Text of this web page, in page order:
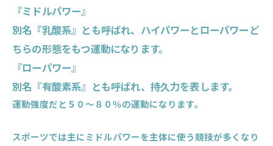
『ミドルパワー』
別名『乳酸系』とも呼ばれ、ハイパワーとローパワーど
ちらの形態をもつ運動になります。
『ローパワー』
別名『有酸素系』とも呼ばれ、持久力を表します。
運動強度だと５０～８０％の運動になります。
スポーツでは主にミドルパワーを主体に使う競技が多くなり